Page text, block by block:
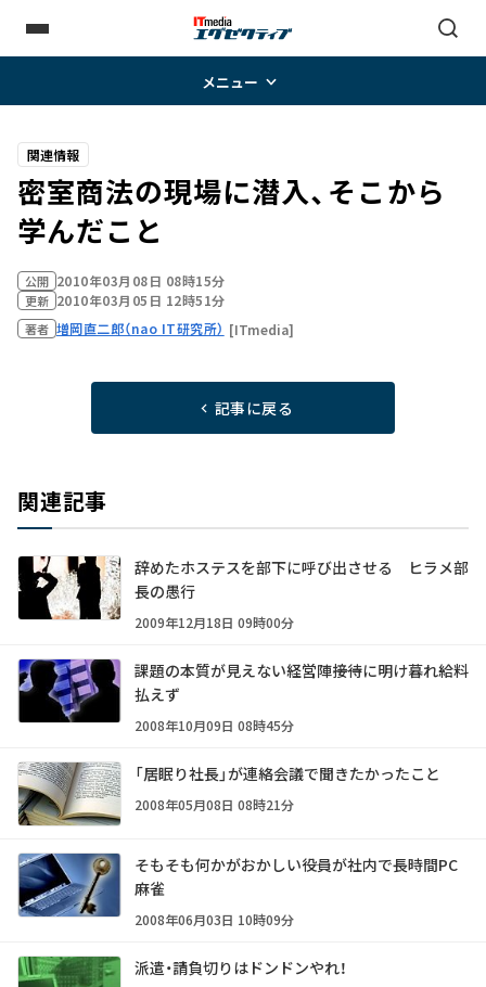
メニュー
関連情報
密室商法の現場に潜入、そこから
学んだこと
公開 2010年03月08日 08時15分
更新 2010年03月05日 12時51分
著者 増岡直二郎（nao IT研究所） [ITmedia]
記事に戻る
関連記事
辞めたホステスを部下に呼び出させる ヒラメ部
長の愚行
2009年12月18日 09時00分
課題の本質が見えない経営陣――接待に明け暮れ給料
払えず
2008年10月09日 08時45分
「居眠り社長」が連絡会議で聞きたかったこと
2008年05月08日 08時21分
そもそも何かがおかしい――役員が社内で長時間PC
麻雀
2008年06月03日 10時09分
派遣・請負切りはドンドンやれ！